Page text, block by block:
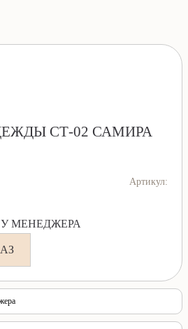
СТ-02 САМИРА
Артикул:
МЕНЕДЖЕРА